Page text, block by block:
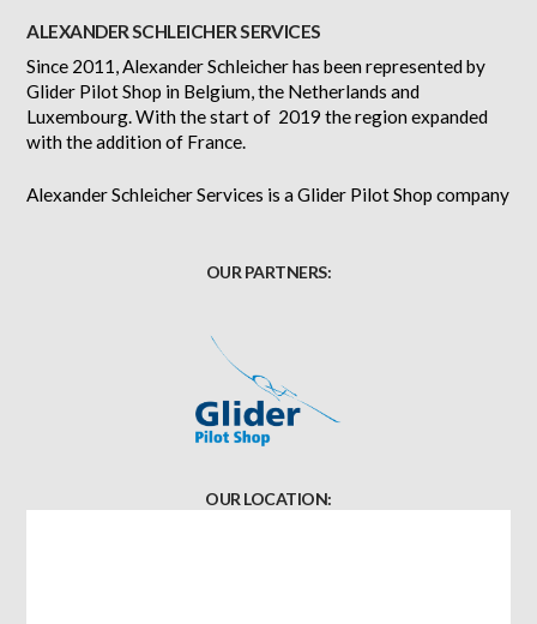
ALEXANDER SCHLEICHER SERVICES
Since 2011, Alexander Schleicher has been represented by
Glider Pilot Shop in Belgium, the Netherlands and
Luxembourg. With the start of 2019 the region expanded
with the addition of France.
Alexander Schleicher Services is a Glider Pilot Shop company
OUR PARTNERS:
OUR LOCATION: